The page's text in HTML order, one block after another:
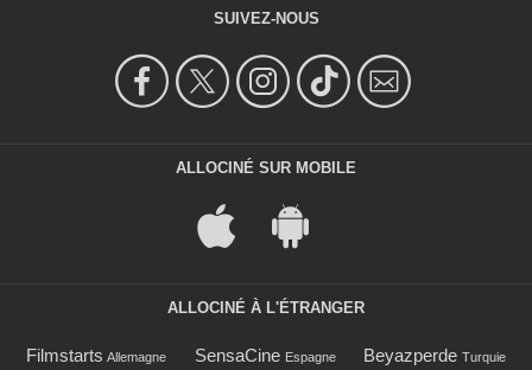
SUIVEZ-NOUS
ALLOCINÉ SUR MOBILE
ALLOCINÉ À L'ÉTRANGER
Filmstarts Allemagne SensaCine Espagne Beyazperde Turquie